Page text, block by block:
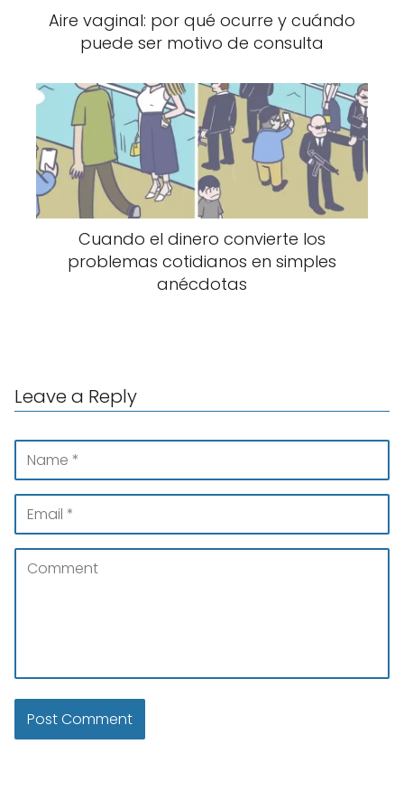
aumentan las bacterias.
Ambos irritan la garganta y alteran el
equilibrio bacteriano oral.
Síntomas más comunes
Muchas personas tienen tonsilolitos sin darse
cuenta. Sin embargo, cuando producen
síntomas, los más habituales son:
molestias al tragar,
sabor desagradable en la boca,
tos frecuente,
irritación de garganta,
dolor reflejo hacia el oído,
característicos, debido a las bacterias que
producen compuestos sulfurados.
Aire vaginal: por qué ocurre y cuándo
puede ser motivo de consulta
Cuando el dinero convierte los
problemas cotidianos en simples
anécdotas
Leave a Reply